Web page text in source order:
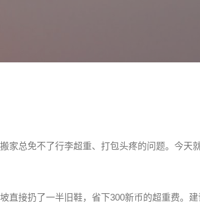
家总免不了行李超重、打包头疼的问题。今天
直接扔了一半旧鞋，省下300新币的超重费。建